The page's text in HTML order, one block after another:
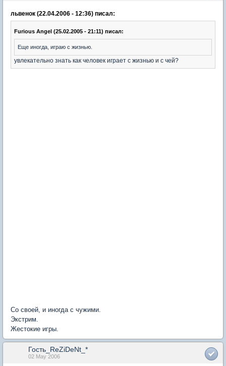
львенок (22.04.2006 - 12:36) писал:
Furious Angel (25.02.2005 - 21:11) писал:
Еще иногда, играю с жизнью.
увлекательно знать как человек играет с жизнью и с чей?
Со своей, и иногда с чужими.
Экстрим.
Жестокие игры.
Гость_ReZiDeNt_*
02 May 2006